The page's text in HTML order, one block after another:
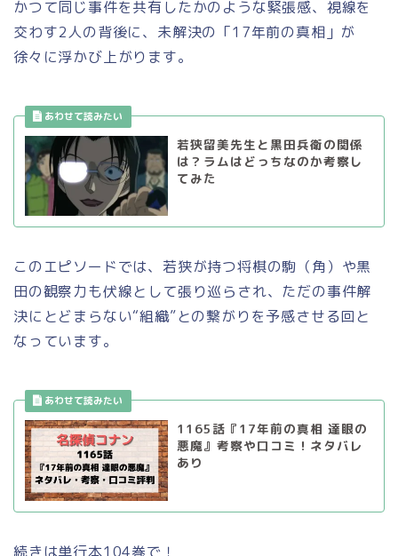
かつて同じ事件を共有したかのような緊張感、視線を
交わす2人の背後に、未解決の「17年前の真相」が
徐々に浮かび上がります。
若狭留美先生と黒田兵衛の関係
は？ラムはどっちなのか考察し
てみた
このエピソードでは、若狭が持つ将棋の駒（角）や黒
田の観察力も伏線として張り巡らされ、ただの事件解
決にとどまらない“組織”との繋がりを予感させる回と
なっています。
1165話『17年前の真相 達眼の
悪魔』考察や口コミ！ネタバレ
あり
続きは単行本104巻で！